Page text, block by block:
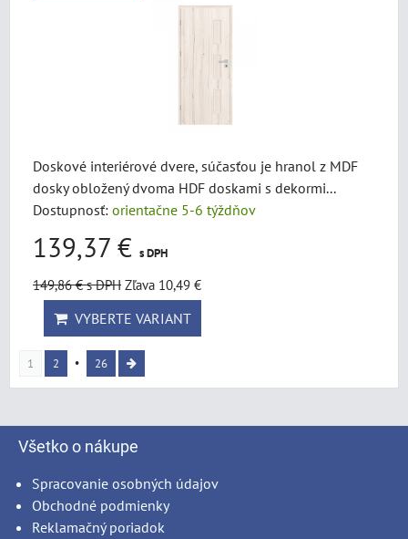
Doskové interiérové dvere, súčasťou je hranol z MDF
dosky obložený dvoma HDF doskami s dekormi...
Dostupnosť: orientačne 5-6 týždňov
139,37 € s DPH
149,86 €s DPH Zľava 10,49 €
VYBERTE VARIANT
1 2 26
Všetko o nákupe
Spracovanie osobných údajov
Obchodné podmienky
Reklamačný poriadok